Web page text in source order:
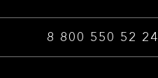
8 800 550 52 24